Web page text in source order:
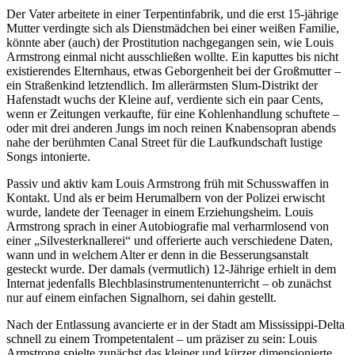
Der Vater arbeitete in einer Terpentinfabrik, und die erst 15-jährige
Mutter verdingte sich als Dienstmädchen bei einer weißen Familie,
könnte aber (auch) der Prostitution nachgegangen sein, wie Louis
Armstrong einmal nicht ausschließen wollte. Ein kaputtes bis nicht
existierendes Elternhaus, etwas Geborgenheit bei der Großmutter –
ein Straßenkind letztendlich. Im allerärmsten Slum-Distrikt der
Hafenstadt wuchs der Kleine auf, verdiente sich ein paar Cents,
wenn er Zeitungen verkaufte, für eine Kohlenhandlung schuftete –
oder mit drei anderen Jungs im noch reinen Knabensopran abends
nahe der berühmten Canal Street für die Laufkundschaft lustige
Songs intonierte.
Passiv und aktiv kam Louis Armstrong früh mit Schusswaffen in
Kontakt. Und als er beim Herumalbern von der Polizei erwischt
wurde, landete der Teenager in einem Erziehungsheim. Louis
Armstrong sprach in einer Autobiografie mal verharmlosend von
einer „Silvesterknallerei“ und offerierte auch verschiedene Daten,
wann und in welchem Alter er denn in die Besserungsanstalt
gesteckt wurde. Der damals (vermutlich) 12-Jährige erhielt in dem
Internat jedenfalls Blechblasinstrumentenunterricht – ob zunächst
nur auf einem einfachen Signalhorn, sei dahin gestellt.
Nach der Entlassung avancierte er in der Stadt am Mississippi-Delta
schnell zu einem Trompetentalent – um präziser zu sein: Louis